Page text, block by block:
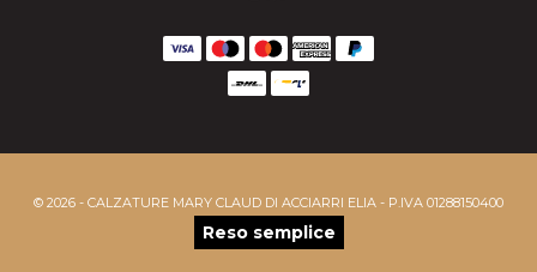
© 2026 - CALZATURE MARY CLAUD DI ACCIARRI ELIA - P.IVA 01288150400
Reso semplice